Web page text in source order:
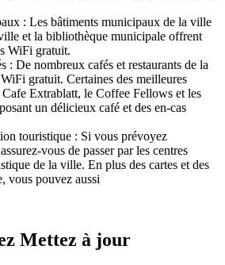
: Les bâtiments municipaux de la ville
et la bibliothèque municipale offrent
WiFi gratuit.
: De nombreux cafés et restaurants de la
gratuit. Certaines des meilleures
Extrablatt, le Coffee Fellows et les
un délicieux café et des en-cas
touristique : Si vous prévoyez
vous de passer par les centres
de la ville. En plus des cartes et des
vous pouvez aussi
Mettez à jour